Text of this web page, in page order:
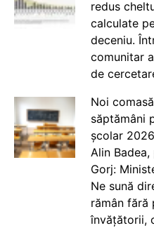
redus
calculate
deceniu.
comunitar
de
Noi
săptămâni
școlar
Alin
Gorj:
Ne sună
rămân fără
învățătorii,